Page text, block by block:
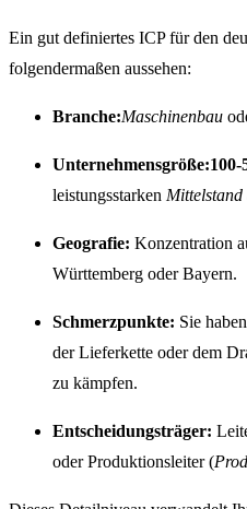
Ein gut definiertes ICP für den
folgendermaßen aussehen:
Branche:Maschinenbau
Unternehmensgröße:100-
leistungsstarken Mittelstand
Geografie: Konzentration
Württemberg oder Bayern.
Schmerzpunkte: Sie
der Lieferkette oder dem
zu kämpfen.
Entscheidungsträger:
oder Produktionsleiter (